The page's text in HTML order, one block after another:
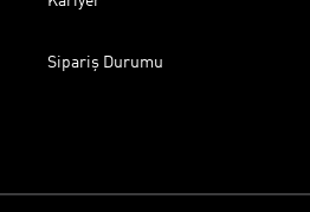
Sipariş Durumu